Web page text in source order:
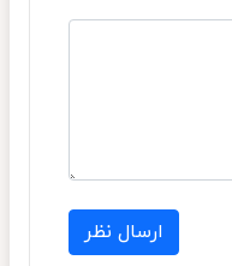
ارسال نظر